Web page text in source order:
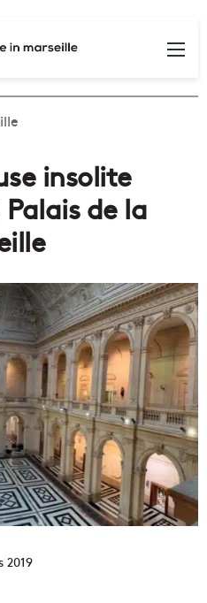
insolite
de la
2019